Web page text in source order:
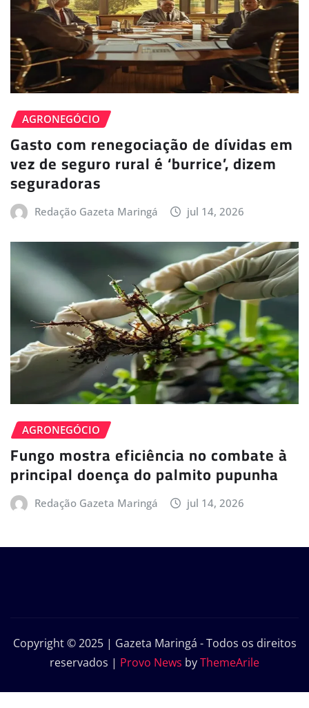
AGRONEGÓCIO
Gasto com renegociação de dívidas em
vez de seguro rural é ‘burrice’, dizem
seguradoras
Redação Gazeta Maringá jul 14, 2026
AGRONEGÓCIO
Fungo mostra eficiência no combate à
principal doença do palmito pupunha
Redação Gazeta Maringá jul 14, 2026
Copyright © 2025 | Gazeta Maringá - Todos os direitos
reservados | Provo News byThemeArile